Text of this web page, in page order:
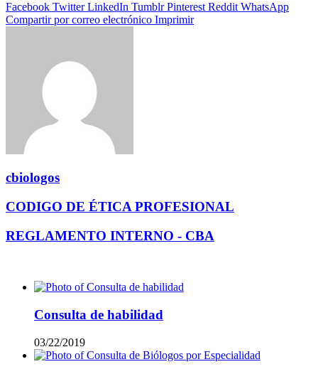
Facebook Twitter LinkedIn Tumblr Pinterest Reddit WhatsApp
Compartir por correo electrónico Imprimir
cbiologos
CODIGO DE ÉTICA PROFESIONAL
REGLAMENTO INTERNO - CBA
Consulta de habilidad
03/22/2019